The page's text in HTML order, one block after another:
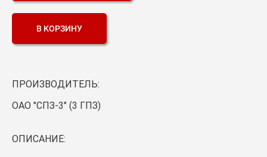
В КОРЗИНУ
ПРОИЗВОДИТЕЛЬ:
ОАО "СПЗ-3" (3 ГПЗ)
ОПИСАНИЕ: